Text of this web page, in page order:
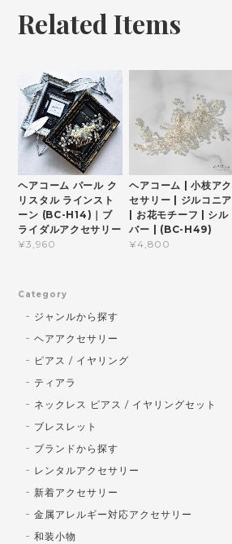
Related Items
ヘアコーム パール ク
リスタル ラインスト
ーン (BC-H14)｜ブ
ライダルアクセサリー
¥3,960
ヘアコーム | 小枝アク
セサリー | ジルコニア
| お花モチーフ | シル
バー | (BC-H49)
¥4,800
Category
ジャンルから探す
ヘアアクセサリー
ピアス / イヤリング
ティアラ
ネックレス ピアス / イヤリングセット
ブレスレット
ブランドから探す
レンタルアクセサリー
新着アクセサリー
金属アレルギー対応アクセサリー
和装小物